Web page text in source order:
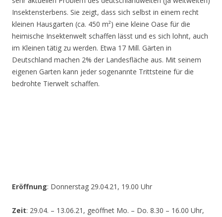
Insektensterbens. Sie zeigt, dass sich selbst in einem recht
kleinen Hausgarten (ca. 450 m²) eine kleine Oase für die
heimische Insektenwelt schaffen lässt und es sich lohnt, auch
im Kleinen tätig zu werden. Etwa 17 Mill. Gärten in
Deutschland machen 2% der Landesfläche aus. Mit seinem
eigenen Garten kann jeder sogenannte Trittsteine für die
bedrohte Tierwelt schaffen.
Eröffnung: Donnerstag 29.04.21, 19.00 Uhr
Zeit: 29.04. – 13.06.21, geöffnet Mo. – Do. 8.30 – 16.00 Uhr,